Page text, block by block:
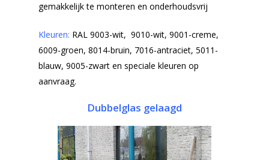
gemakkelijk te monteren en onderhoudsvrij
Kleuren: RAL 9003-wit, 9010-wit, 9001-creme,
6009-groen, 8014-bruin, 7016-antraciet, 5011-
blauw, 9005-zwart en speciale kleuren op
aanvraag.
Dubbelglas gelaagd